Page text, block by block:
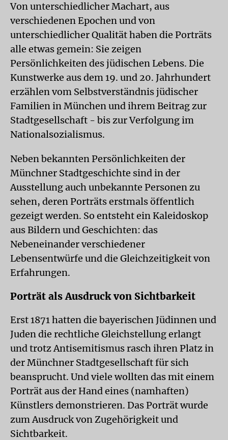
Von unterschiedlicher Machart, aus
verschiedenen Epochen und von
unterschiedlicher Qualität haben die Porträts
alle etwas gemein: Sie zeigen
Persönlichkeiten des jüdischen Lebens. Die
Kunstwerke aus dem 19. und 20. Jahrhundert
erzählen vom Selbstverständnis jüdischer
Familien in München und ihrem Beitrag zur
Stadtgesellschaft - bis zur Verfolgung im
Nationalsozialismus.
Neben bekannten Persönlichkeiten der
Münchner Stadtgeschichte sind in der
Ausstellung auch unbekannte Personen zu
sehen, deren Porträts erstmals öffentlich
gezeigt werden. So entsteht ein Kaleidoskop
aus Bildern und Geschichten: das
Nebeneinander verschiedener
Lebensentwürfe und die Gleichzeitigkeit von
Erfahrungen.
Porträt als Ausdruck von Sichtbarkeit
Erst 1871 hatten die bayerischen Jüdinnen und
Juden die rechtliche Gleichstellung erlangt
und trotz Antisemitismus rasch ihren Platz in
der Münchner Stadtgesellschaft für sich
beansprucht. Und viele wollten das mit einem
Porträt aus der Hand eines (namhaften)
Künstlers demonstrieren. Das Porträt wurde
zum Ausdruck von Zugehörigkeit und
Sichtbarkeit.